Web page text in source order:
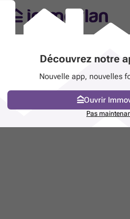
Découvrez notre
Nouvelle app, nouvelles
Ouvrir
Pas